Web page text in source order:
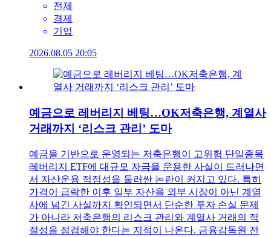
전체
경제
기업
2026.08.05 20:05
예금으로 레버리지 베팅…OK저축은행, 계열사
거래까지 ‘리스크 관리’ 도마
예금을 기반으로 운영되는 저축은행이 고위험 단일종목
레버리지 ETF에 대규모 자금을 운용한 사실이 드러나면
서 자산운용 적정성을 둘러싼 논란이 커지고 있다. 특히
가격이 급락한 이후 일부 자산을 외부 시장이 아닌 계열
사에 넘긴 사실까지 확인되면서 단순한 투자 손실 문제
가 아니라 저축은행의 리스크 관리와 계열사 거래의 적
절성을 점검해야 한다는 지적이 나온다. 금융감독원 전